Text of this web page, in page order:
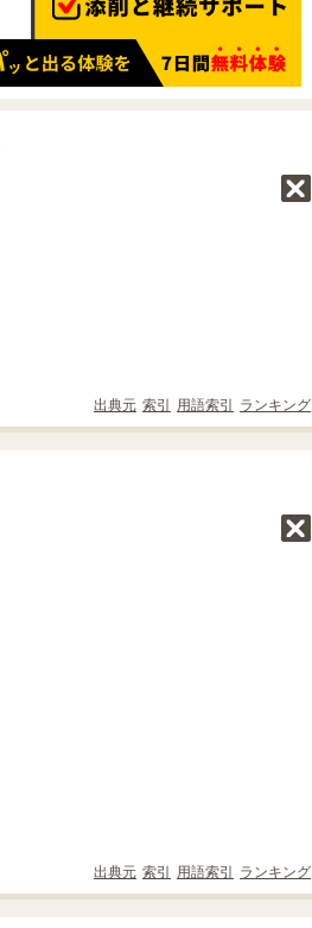
出典元 索引 用語索引 ランキング
出典元 索引 用語索引 ランキング